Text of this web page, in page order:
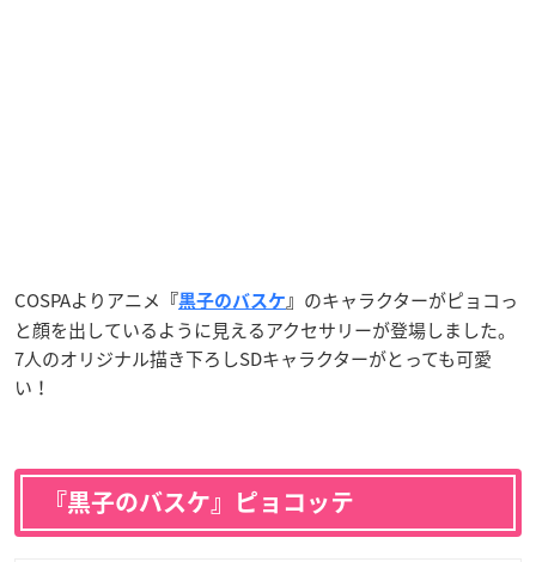
COSPAよりアニメ 『黒子のバスケ 』 のキャラクターがピョコっ
と顔を出しているように見えるアクセサリーが登場しました。
7人のオリジナル描き下ろしSDキャラクターがとっても可愛
い！
『黒子のバスケ』ピョコッテ